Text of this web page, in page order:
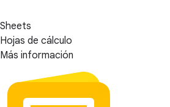
Sheets
Hojas de cálculo
Más información